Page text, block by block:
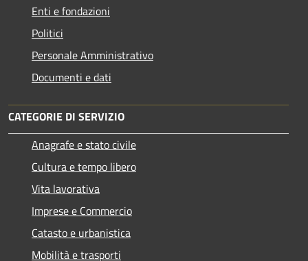
Enti e fondazioni
Politici
Personale Amministrativo
Documenti e dati
CATEGORIE DI SERVIZIO
Anagrafe e stato civile
Cultura e tempo libero
Vita lavorativa
Imprese e Commercio
Catasto e urbanistica
Mobilità e trasporti